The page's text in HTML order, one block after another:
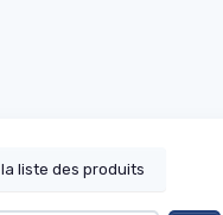
liste des produits